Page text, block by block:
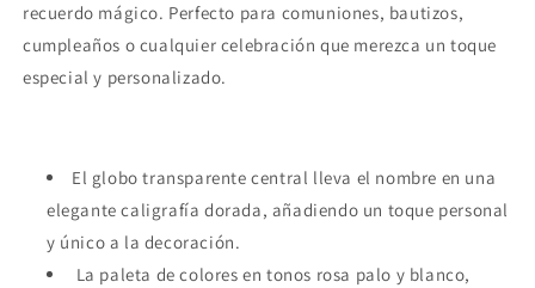
recuerdo mágico. Perfecto para comuniones, bautizos,
cumpleaños o cualquier celebración que merezca un toque
especial y personalizado.
El globo transparente central lleva el nombre en una
elegante caligrafía dorada, añadiendo un toque personal
y único a la decoración.
La paleta de colores en tonos rosa palo y blanco,